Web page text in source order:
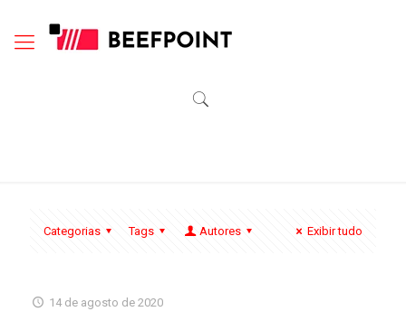
Categorias Tags Autores Exibir tudo
14 de agosto de 2020